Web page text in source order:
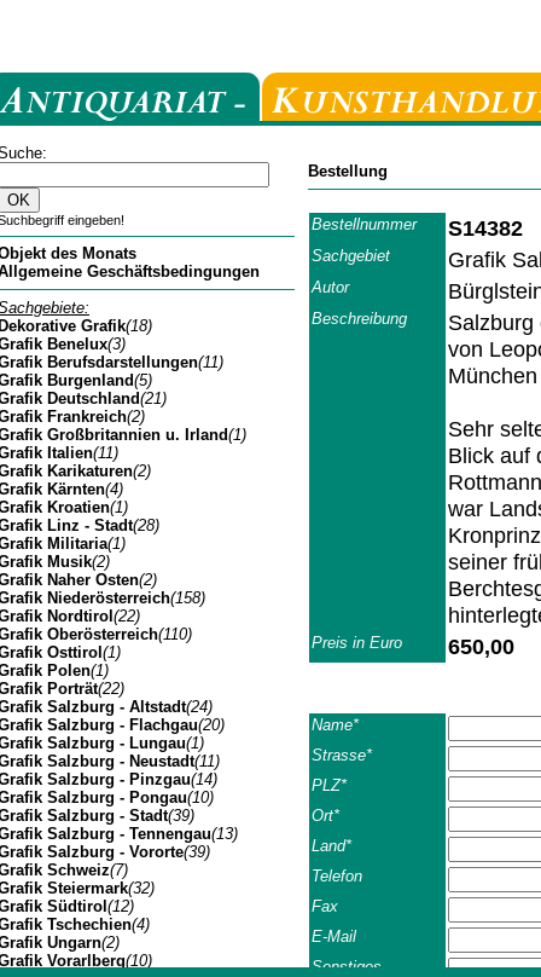
eingeben!
des Monats
Geschäftsbedingungen
Grafik(18)
Benelux(3)
Berufsdarstellungen(11)
Burgenland(5)
Deutschland(21)
Frankreich(2)
Großbritannien u. Irland(1)
Italien(11)
Karikaturen(2)
Kärnten(4)
Kroatien(1)
Linz - Stadt(28)
Militaria(1)
Musik(2)
Naher Osten(2)
Niederösterreich(158)
Nordtirol (22)
Oberösterreich(110)
Osttirol (1)
Polen(1)
Porträt(22)
Salzburg - Altstadt(24)
Salzburg - Flachgau(20)
Salzburg - Lungau(1)
Salzburg - Neustadt(11)
Salzburg - Pinzgau(14)
Salzburg - Pongau(10)
Salzburg - Stadt(39)
Salzburg - Tennengau(13)
Salzburg - Vororte(39)
Schweiz(7)
Steiermark(32)
Südtirol (12)
Tschechien(4)
Ungarn(2)
Vorarlberg(10)
Bestellung
Bestellnummer S14382
Sachgebiet Grafik
Autor
Beschreibung
Salzburg
von
Sehr
Blick auf
war
seiner
Preis in Euro 650,00
Name*
Strasse*
PLZ*
Ort*
Land*
Telefon
Fax
E-Mail
Sonstiges